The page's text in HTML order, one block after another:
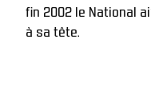
fin 2002 le National
à sa tête.